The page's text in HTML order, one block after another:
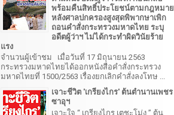
พร้อมคืนสิทธิ์ประโยชน์ตามกฎหมาย
หลังศาลปกครองสูงสุดพิพากษาเพิก
ถอนคำสั่งกระทรวงมหาดไทย ระบุ
อดีตผู้ว่าฯ ไม่ได้กระทำผิดวินัยร้าย
แรง
จำนวนผู้เข้าชม เมื่อวันที่ 17 มิถุนายน 2563
กระทรวงมหาดไทยได้ออกหนังสือคำสั่งกระทรวง
มหาดไทยที่ 1500/2563 เรื่องยกเลิกคำสั่งลงโทษ ...
เจาะชีวิต 'เกรียงไกร' ต้นตำนานเพชร
ซาอุฯ
เจาะใจ “ เกรียงไกร เตชะโม่ง ” ต้น